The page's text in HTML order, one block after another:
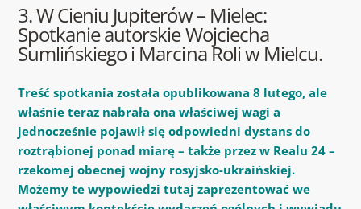
3. W Cieniu Jupiterów – Mielec:
Spotkanie autorskie Wojciecha
Sumlińskiego i Marcina Roli w Mielcu.
Treść spotkania została opublikowana 8 lutego, ale
właśnie teraz nabrała ona właściwej wagi a
jednocześnie pojawił się odpowiedni dystans do
roztrąbionej ponad miarę – także przez w Realu 24 –
rzekomej obecnej wojny rosyjsko-ukraińskiej.
Możemy te wypowiedzi tutaj zaprezentować we